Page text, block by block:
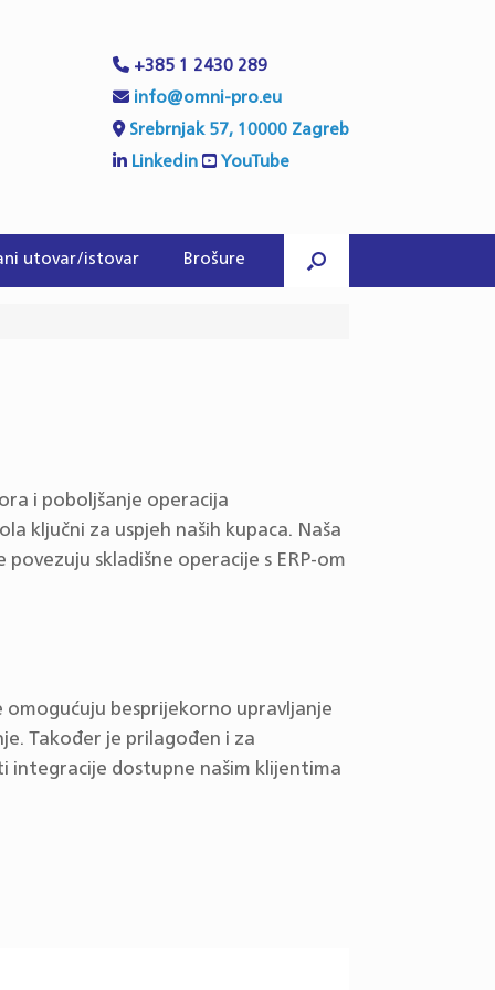
+385 1 2430 289
info@omni-pro.eu
Srebrnjak 57, 10000 Zagreb
Linkedin
YouTube
utovar/istovar Brošure
i poboljšanje operacija
ključni za uspjeh naših kupaca. Naša
skladišne operacije s ERP-om
omogućuju besprijekorno upravljanje
Također je prilagođen i za
integracije dostupne našim klijentima